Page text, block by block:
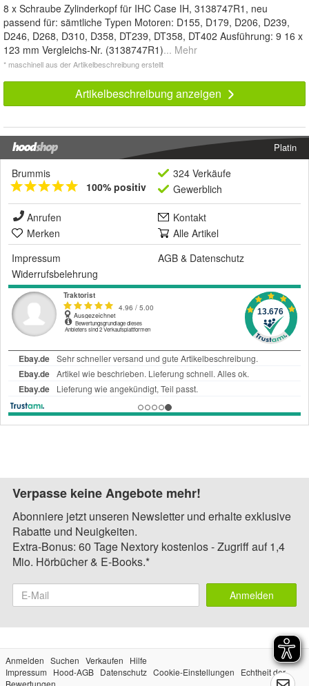
8 x Schraube Zylinderkopf für IHC Case IH, 3138747R1, neu
passend für: sämtliche Typen Motoren: D155, D179, D206, D239,
D246, D268, D310, D358, DT239, DT358, DT402 Ausführung: 9 16 x
123 mm Vergleichs-Nr. (3138747R1)... Mehr
* maschinell aus der Artikelbeschreibung erstellt
Artikelbeschreibung anzeigen
Platin
Brummis
100% positiv
324 Verkäufe
Gewerblich
Anrufen
Kontakt
Merken
Alle Artikel
Impressum
AGB & Datenschutz
Widerrufsbelehrung
Verpasse keine Angebote mehr!
Abonniere jetzt unseren Newsletter und erhalte exklusive
Rabatte und Neuigkeiten.
Extra-Bonus: 60 Tage Nextory kostenlos - Zugriff auf 1,4
Mio. Hörbücher & E-Books.*
Anmelden
Anmelden Suchen Verkaufen
Hilfe
Impressum
Hood-AGB Datenschutz Cookie-Einstellungen
Echtheit der
Bewertungen